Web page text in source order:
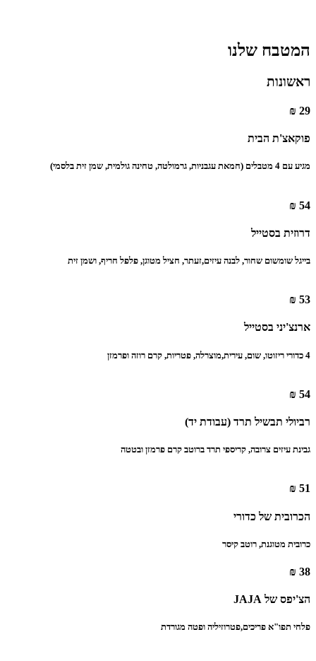
המטבח שלנו
ראשונות
29 ₪
פוקאצ'ת הבית
מגיע עם 4 מטבלים (חמאת עגבניות, גרמולטה, טחינה גולמית, שמן זית בלסמי)‏
54 ₪
דרוזית בסטייל
בייגל שומשום שחור, לבנה עיזים,‏זעתר, חציל מטוגן, פלפל חריף, ושמן זית
53 ₪
ארנצ'יני בסטייל
54 ₪
רביולי תבשיל תרד (עבודת יד)‏
גבינת עיזים צרובה, קריספי תרד ברוטב קרם פרמזן ובטטה
51 ₪
הכרובית של כדורי
כרובית מטוגנת, רוטב קיסר
38 ₪
הצ'יפס של JAJA
פלחי תפו"א פריכים,‏פטרוזיליה ופטה מגורדת